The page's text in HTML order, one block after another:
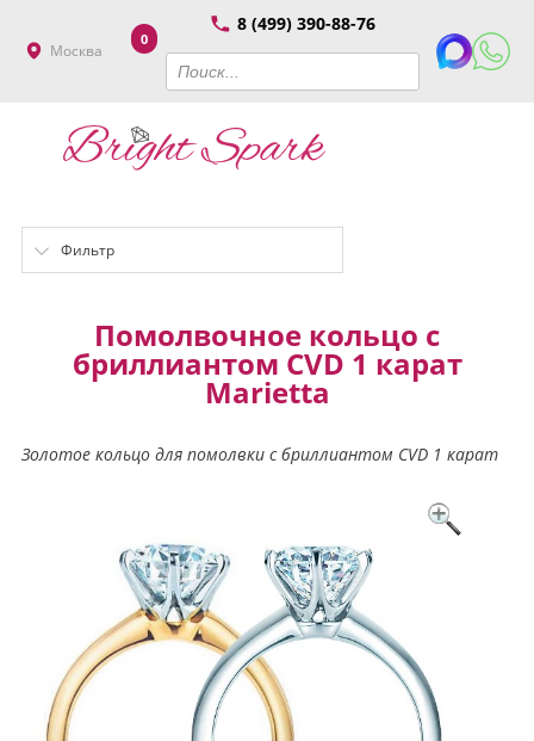
Москва
8 (499) 390-88-76
0
Фильтр
Помолвочное кольцо с
бриллиантом CVD 1 карат
Marietta
Золотое кольцо для помолвки с бриллиантом CVD 1 карат